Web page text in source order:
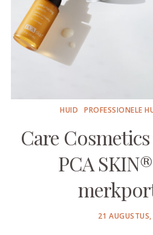
HUID PROFESSIONELE
Care
PCA
POSTED
21